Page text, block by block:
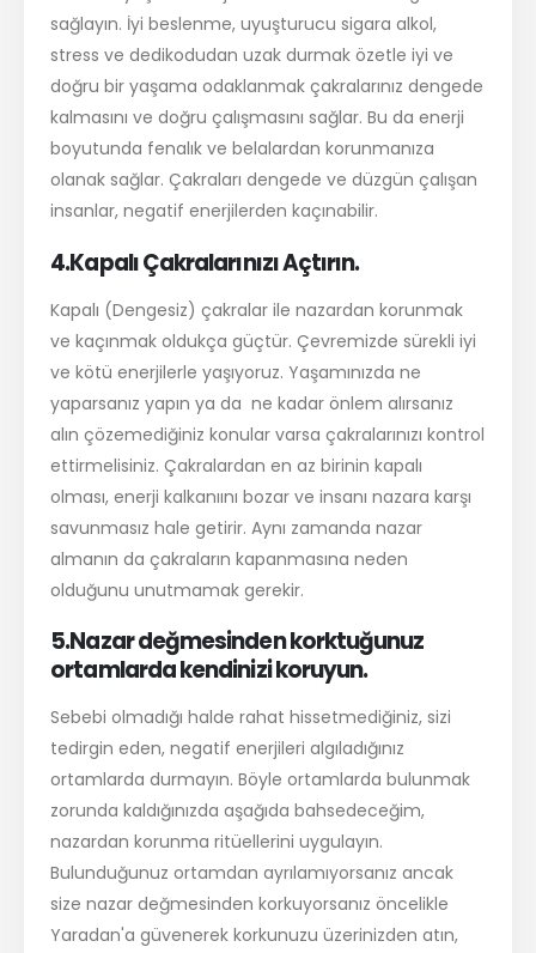
sağlayın. İyi beslenme, uyuşturucu sigara alkol,
stress ve dedikodudan uzak durmak özetle iyi ve
doğru bir yaşama odaklanmak çakralarınız dengede
kalmasını ve doğru çalışmasını sağlar. Bu da enerji
boyutunda fenalık ve belalardan korunmanıza
olanak sağlar. Çakraları dengede ve düzgün çalışan
insanlar, negatif enerjilerden kaçınabilir.
4.Kapalı Çakralarınızı Açtırın.
Kapalı (Dengesiz) çakralar ile nazardan korunmak
ve kaçınmak oldukça güçtür. Çevremizde sürekli iyi
ve kötü enerjilerle yaşıyoruz. Yaşamınızda ne
yaparsanız yapın ya da ne kadar önlem alırsanız
alın çözemediğiniz konular varsa çakralarınızı kontrol
ettirmelisiniz. Çakralardan en az birinin kapalı
olması, enerji kalkanıını bozar ve insanı nazara karşı
savunmasız hale getirir. Aynı zamanda nazar
almanın da çakraların kapanmasına neden
olduğunu unutmamak gerekir.
5.Nazar değmesinden korktuğunuz
ortamlarda kendinizi koruyun.
Sebebi olmadığı halde rahat hissetmediğiniz, sizi
tedirgin eden, negatif enerjileri algıladığınız
ortamlarda durmayın. Böyle ortamlarda bulunmak
zorunda kaldığınızda aşağıda bahsedeceğim,
nazardan korunma ritüellerini uygulayın.
Bulunduğunuz ortamdan ayrılamıyorsanız ancak
size nazar değmesinden korkuyorsanız öncelikle
Yaradan'a güvenerek korkunuzu üzerinizden atın,